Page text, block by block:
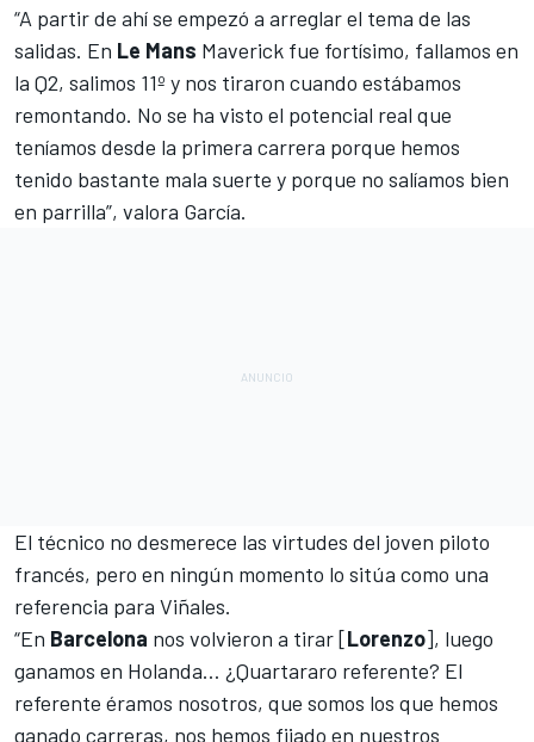
“A partir de ahíse empezó a arreglar el tema de las
salidas. En Le Mans Maverick fue fortísimo, fallamos en
la Q2, salimos 11º y nos tiraron cuando estábamos
remontando. No se ha visto el potencial real que
teníamos desde la primera carrera porque hemos
tenido bastante mala suerte y porque no salíamos bien
en parrilla”, valora García.
El técnico no desmerece las virtudes del joven piloto
francés, pero en ningún momento lo sitúa como una
referencia para Viñales.
“En Barcelona nos volvieron a tirar [Lorenzo], luego
ganamos en Holanda… ¿Quartararo referente? El
referente éramos nosotros, que somos los que hemos
ganado carreras, nos hemos fijado en nuestros